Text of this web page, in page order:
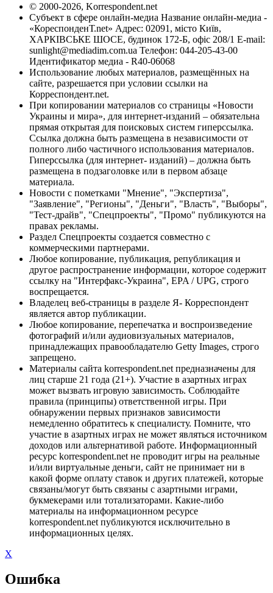
© 2000-2026, Korrespondent.net
Субъект в сфере онлайн-медиа Название онлайн-медиа -
«КореспонденТ.net» Адрес: 02091, місто Київ,
ХАРКІВСЬКЕ ШОСЕ, будинок 172-Б, офіс 208/1 E-mail:
sunlight@mediadim.com.ua Телефон: 044-205-43-00
Идентификатор медиа - R40-06068
Использование любых материалов, размещённых на
сайте, разрешается при условии ссылки на
Корреспондент.net.
При копировании материалов со страницы «Новости
Украины и мира», для интернет-изданий – обязательна
прямая открытая для поисковых систем гиперссылка.
Ссылка должна быть размещена в независимости от
полного либо частичного использования материалов.
Гиперссылка (для интернет- изданий) – должна быть
размещена в подзаголовке или в первом абзаце
материала.
Новости с пометками "Мнение", "Экспертиза",
"Заявление", "Регионы", "Деньги", "Власть", "Выборы",
"Тест-драйв", "Спецпроекты", "Промо" публикуются на
правах рекламы.
Раздел Спецпроекты создается совместно с
коммерческими партнерами.
Любое копирование, публикация, републикация и
другое распространение информации, которое содержит
ссылку на "Интерфакс-Украина", EPA / UPG, строго
воспрещается.
Владелец веб-страницы в разделе Я- Корреспондент
является автор публикации.
Любое копирование, перепечатка и воспроизведение
фотографий и/или аудиовизуальных материалов,
принадлежащих правообладателю Getty Images, строго
запрещено.
Материалы сайта korrespondent.net предназначены для
лиц старше 21 года (21+). Участие в азартных играх
может вызвать игровую зависимость. Соблюдайте
правила (принципы) ответственной игры. При
обнаружении первых признаков зависимости
немедленно обратитесь к специалисту. Помните, что
участие в азартных играх не может являться источником
доходов или альтернативой работе. Информационный
ресурс korrespondent.net не проводит игры на реальные
и/или виртуальные деньги, сайт не принимает ни в
какой форме оплату ставок и других платежей, которые
связаны/могут быть связаны с азартными играми,
букмекерами или тотализаторами. Какие-либо
материалы на информационном ресурсе
korrespondent.net публикуются исключительно в
информационных целях.
X
Ошибка